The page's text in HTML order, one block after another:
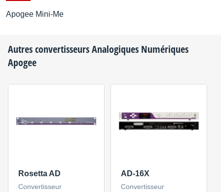
Apogee Mini-Me
Autres convertisseurs Analogiques Numériques
Apogee
Rosetta AD
Convertisseur
AD-16X
Convertisseur